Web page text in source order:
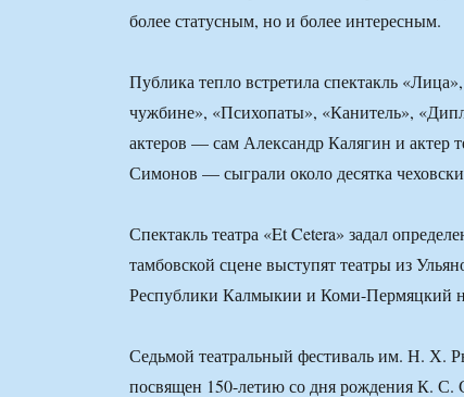
более статусным, но и более интересным.
Публика тепло встретила спектакль
чужбине», «Психопаты», «Канитель»,
актеров — сам Александр Калягин и актер
Симонов — сыграли около десятка
Спектакль театра «Et Cetera» задал
тамбовской сцене выступят театры из
Республики Калмыкии и Коми-Пермяцкий
Седьмой театральный фестиваль им. Н. Х.
посвящен 150-летию со дня рождения К. С.